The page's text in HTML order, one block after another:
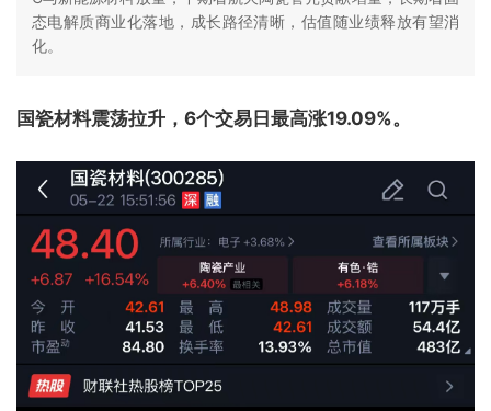
态电解质商业化落地，成长路径清晰，估值随业绩释放有望消
化。
国瓷材料震荡拉升，6个交易日最高涨19.09%。